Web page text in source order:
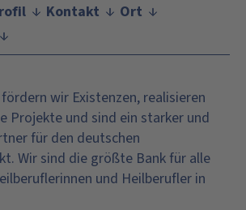
Kontakt
Ort
wir Existenzen, realisieren
Projekte und sind ein starker und
für den deutschen
Wir sind die größte Bank für alle
und Heilberufler in